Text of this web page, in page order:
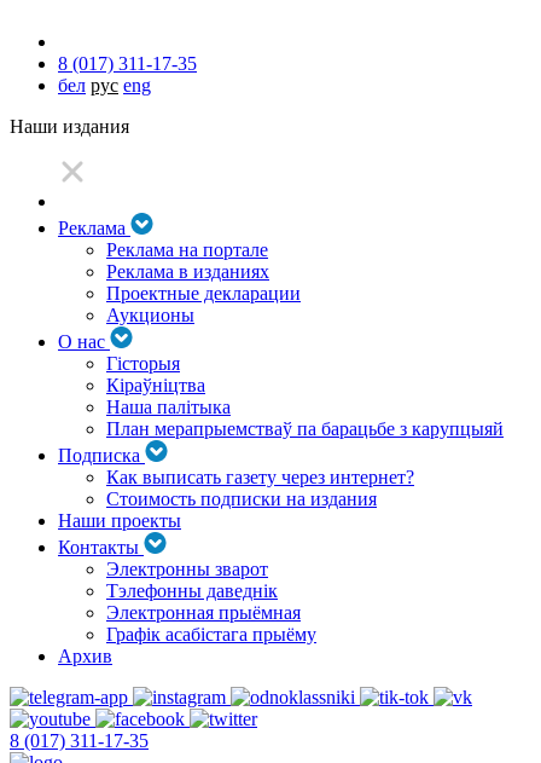
8 (017) 311-17-35
бел рус eng
Наши издания
Реклама
Реклама на портале
Реклама в изданиях
Проектные декларации
Аукционы
О нас
Гісторыя
Кіраўніцтва
Наша палітыка
План мерапрыемстваў па барацьбе з карупцыяй
Подписка
Как выписать газету через интернет?
Стоимость подписки на издания
Наши проекты
Контакты
Электронны зварот
Тэлефонны даведнік
Электронная прыёмная
Графік асабістага прыёму
Архив
8 (017) 311-17-35